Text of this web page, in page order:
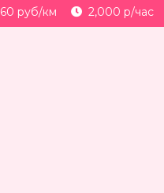
60 руб/км 2,000 р/час